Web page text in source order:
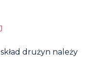
drużyn należy